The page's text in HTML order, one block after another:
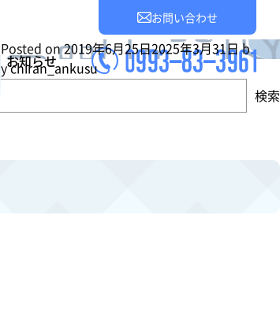
お問い合わせ
お知らせ
Posted on2019年6月25日2025年3月31日b
ychiran_ankusu
検索